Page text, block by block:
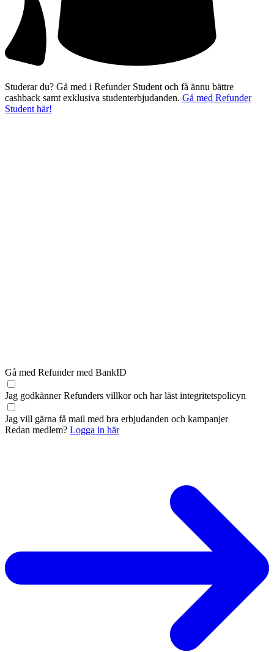
Studerar du? Gå med i Refunder Student och få ännu bättre
cashback samt exklusiva studenterbjudanden. Gå med Refunder
Student här!
Gå med Refunder med BankID
Jag godkänner Refunders villkoroch har läst integritetspolicyn
Jag vill gärna få mail med bra erbjudanden och kampanjer
Redan medlem? Logga in här